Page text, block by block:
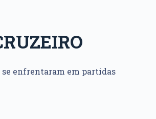
enfrentaram em partidas